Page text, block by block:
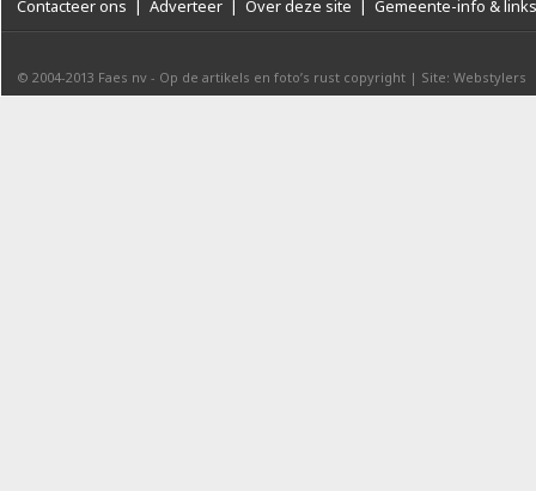
Contacteer ons | Adverteer | Over deze site | Gemeente-info & links
© 2004-2013 Faes nv - Op de artikels en foto’s rust copyright | Site: Webstylers